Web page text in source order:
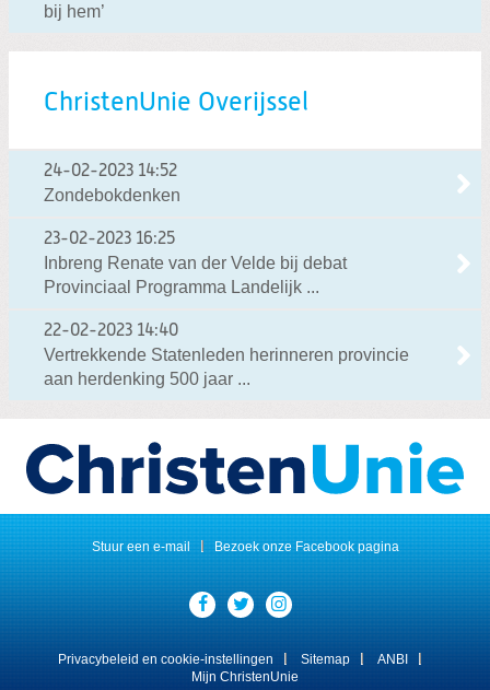
bij hem’
ChristenUnie Overijssel
24-02-2023 14:52
Zondebokdenken
23-02-2023 16:25
Inbreng Renate van der Velde bij debat
Provinciaal Programma Landelijk ...
22-02-2023 14:40
Vertrekkende Statenleden herinneren provincie
aan herdenking 500 jaar ...
Stuur een e-mail Bezoek onze Facebook pagina
mediaPrivacybeleid en cookie-instellingen Sitemap
ANBI
Mijn ChristenUnie